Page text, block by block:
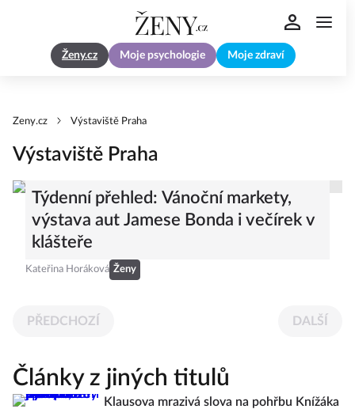
Ženy.cz Moje psychologie Moje zdraví
Zeny.cz Výstaviště Praha
Výstaviště Praha
Týdenní přehled: Vánoční markety,
výstava aut Jamese Bonda i večírek v
klášteře
Kateřina Horáková Ženy
PŘEDCHOZÍ DALŠÍ
Články z jiných titulů
Klausova mrazivá slova na pohřbu Knížáka